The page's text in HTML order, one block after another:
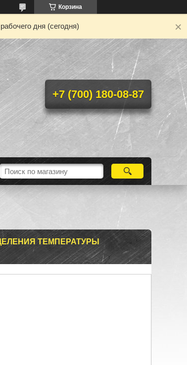
Корзина
дня (сегодня)
+7 (700) 180-08-87
ТЕМПЕРАТУРЫ